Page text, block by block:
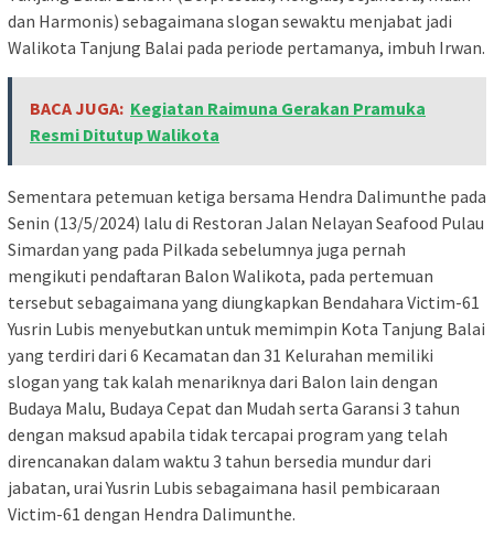
dan Harmonis) sebagaimana slogan sewaktu menjabat jadi
Walikota Tanjung Balai pada periode pertamanya, imbuh Irwan.
BACA JUGA: Kegiatan Raimuna Gerakan Pramuka
Resmi Ditutup Walikota
Sementara petemuan ketiga bersama Hendra Dalimunthe pada
Senin (13/5/2024) lalu di Restoran Jalan Nelayan Seafood Pulau
Simardan yang pada Pilkada sebelumnya juga pernah
mengikuti pendaftaran Balon Walikota, pada pertemuan
tersebut sebagaimana yang diungkapkan Bendahara Victim-61
Yusrin Lubis menyebutkan untuk memimpin Kota Tanjung Balai
yang terdiri dari 6 Kecamatan dan 31 Kelurahan memiliki
slogan yang tak kalah menariknya dari Balon lain dengan
Budaya Malu, Budaya Cepat dan Mudah serta Garansi 3 tahun
dengan maksud apabila tidak tercapai program yang telah
direncanakan dalam waktu 3 tahun bersedia mundur dari
jabatan, urai Yusrin Lubis sebagaimana hasil pembicaraan
Victim-61 dengan Hendra Dalimunthe.